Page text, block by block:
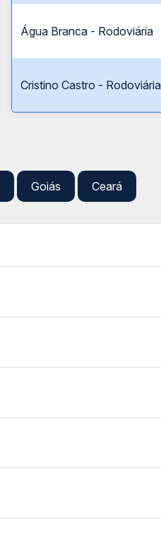
Água Branca - Rodoviária
Cristino Castro - Rodoviária
Goiás Ceará